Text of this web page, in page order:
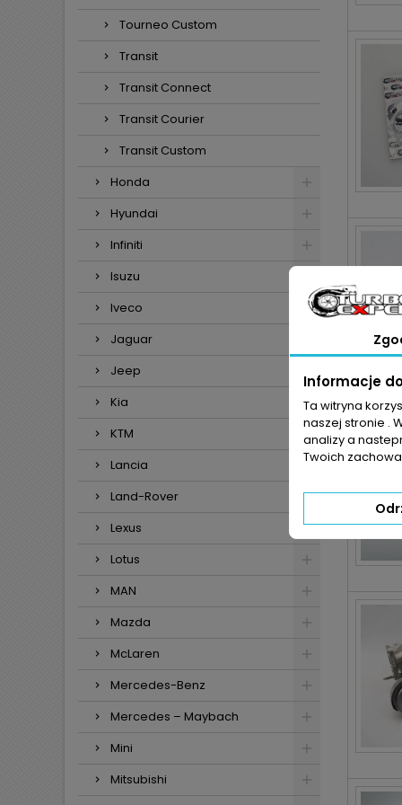
Tourneo Custom
Transit
Transit Connect
Transit Courier
Transit Custom
Honda
Hyundai
Infiniti
Isuzu
Iveco
Jaguar
Jeep
Kia
KTM
Lancia
Land-Rover
Lexus
Lotus
MAN
Mazda
McLaren
Mercedes-Benz
Mercedes – Maybach
Mini
Mitsubishi
Informacje
Ta witryna
naszej stronie .
analizy a
Twoich